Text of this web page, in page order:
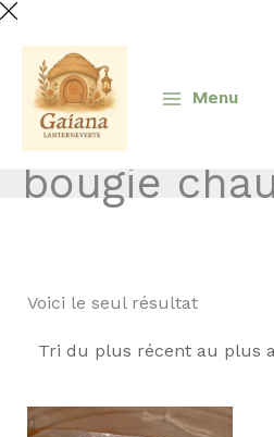
Aller
contenu
Menu
bougie
Voici le seul résultat